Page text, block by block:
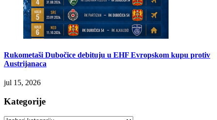
Rukometaši Dubočice debituju u EHF Evropskom kupu protiv
Austrijanaca
jul 15, 2026
Kategorije